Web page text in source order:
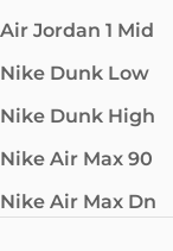
Air Jordan 1 Mid
Nike Dunk Low
Nike Dunk High
Nike Air Max 90
Nike Air Max Dn